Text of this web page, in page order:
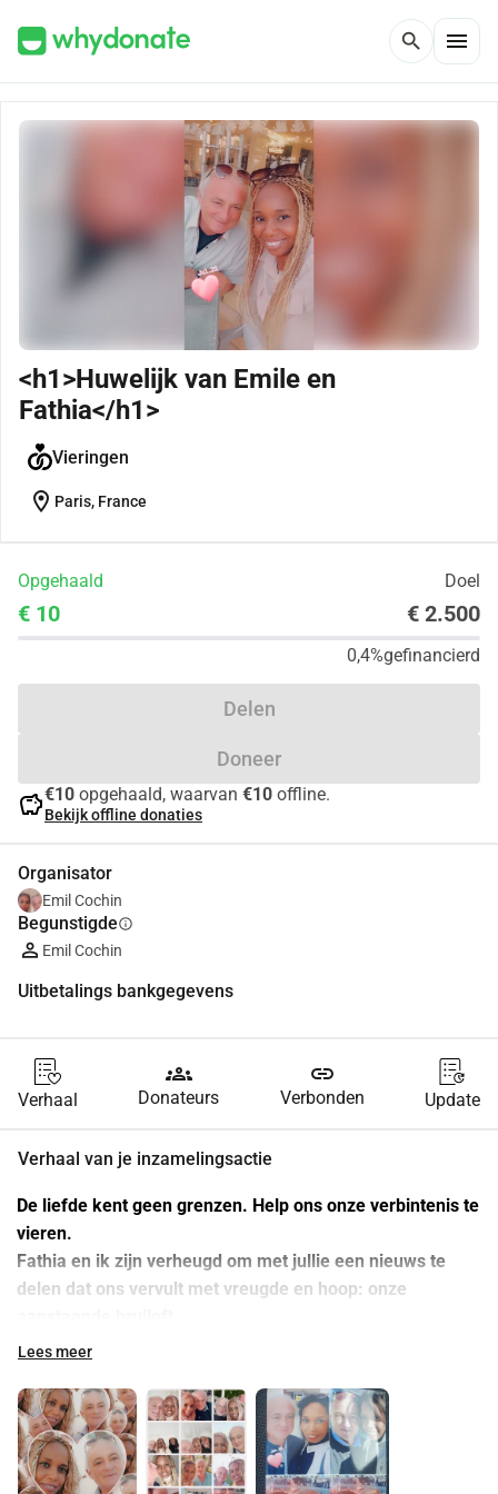
search menu
<h1>Huwelijk van Emile en
Fathia</h1>
Vieringen
location_on Paris, France
Opgehaald Doel
€ 10 € 2.500
0,4%gefinancierd
Delen
Doneer
savings€10 opgehaald, waarvan €10 offline.
Bekijk offline donaties
Organisator
Emil Cochin
Begunstigdeinfo
Emil Cochin
Uitbetalings bankgegevens
Verhaal
groups
Donateurs
link
Verbonden Update
Verhaal van je inzamelingsactie
De liefde kent geen grenzen. Help ons onze verbintenis te
vieren.
Fathia en ik zijn verheugd om met jullie een nieuws te
delen dat ons vervult met vreugde en hoop: onze
Na een ontmoeting die ons leven op zijn kop heeft gezet,
Maar naast onze liefde, is het ook de vereniging
van twee culturen, de Europese en de Tunesische, die we
willen vieren.
Echter, de uitdagingen van een transnationaal huwelijk zijn
Lees meer